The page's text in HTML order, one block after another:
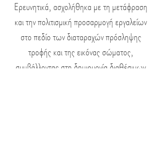
Ερευνητικά, ασχολήθηκα με τη μετάφραση
και την πολιτισμική προσαρμογή εργαλείων
στο πεδίο των διαταραχών πρόσληψης
τροφής και της εικόνας σώματος,
συμβάλλοντας στη δημιουργία διαθέσιμων